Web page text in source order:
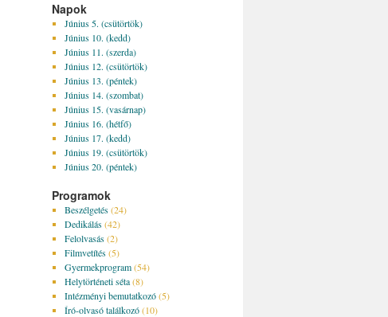
Napok
Június 5. (csütörtök)
Június 10. (kedd)
Június 11. (szerda)
Június 12. (csütörtök)
Június 13. (péntek)
Június 14. (szombat)
Június 15. (vasárnap)
Június 16. (hétfő)
Június 17. (kedd)
Június 19. (csütörtök)
Június 20. (péntek)
Programok
Beszélgetés(24)
Dedikálás(42)
Felolvasás(2)
Filmvetítés(5)
Gyermekprogram(54)
Helytörténeti séta(8)
Intézményi bemutatkozó(5)
Író-olvasó találkozó(10)